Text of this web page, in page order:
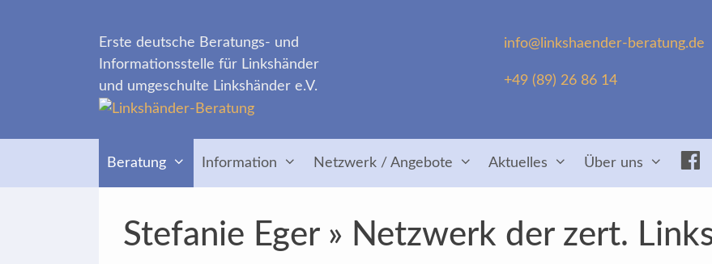
info@linkshaender-beratung.de
+49 (89) 26 86 14
Erste deutsche Beratungs- und
Informationsstelle für Linkshänder
und umgeschulte Linkshänder e.V.
Beratung Information Netzwerk / Angebote Aktuelles Über uns
Stefanie Eger » Netzwerk der zert.